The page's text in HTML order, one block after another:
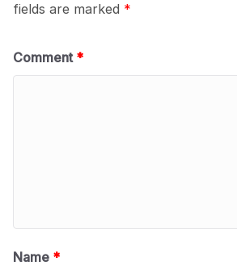
fields are marked *
Comment *
Name *